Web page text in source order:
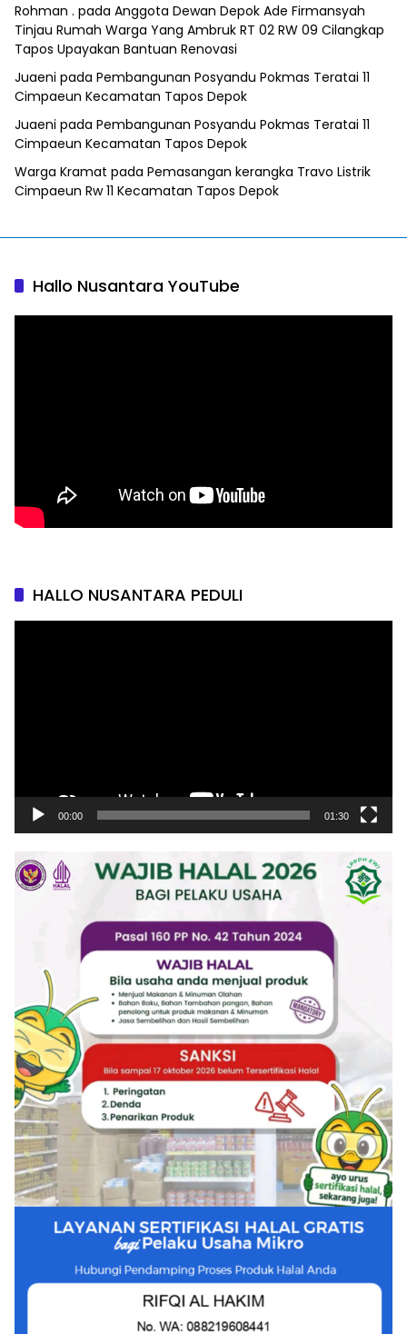
Rohman . pada Anggota Dewan Depok Ade Firmansyah
Tinjau Rumah Warga Yang Ambruk RT 02 RW 09 Cilangkap
Tapos Upayakan Bantuan Renovasi
Juaeni pada Pembangunan Posyandu Pokmas Teratai 11
Cimpaeun Kecamatan Tapos Depok
Juaeni pada Pembangunan Posyandu Pokmas Teratai 11
Cimpaeun Kecamatan Tapos Depok
Warga Kramat pada Pemasangan kerangka Travo Listrik
Cimpaeun Rw 11 Kecamatan Tapos Depok
Hallo Nusantara YouTube
HALLO NUSANTARA PEDULI
00:00 01:30